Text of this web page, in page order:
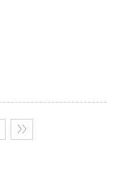
〉〉